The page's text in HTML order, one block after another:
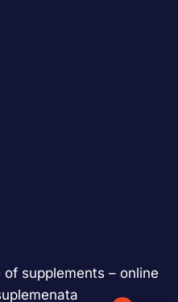
of supplements – online